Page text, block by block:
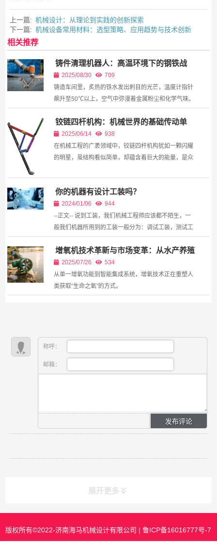
上一篇: 机械设计：从理论到实践的创新探索
下一篇: 机械设备常用材料：选型策略、应用趋势与技术创新
相关推荐
铸件清理机器人：高温环境下的钢铁战
士2025/08/30
709
铸造车间里，炙热的铁水发出刺目的光芒，温度计指针
飙升至50℃以上，空气中弥漫着金属粉尘和化学气味。
铁战士”——铸件清理机器人正不知疲倦地工作着，它
们精准、...
铰链四杆机构：机械世界的基础传动单
元2025/06/14
938
在机械工程的广袤领域中，铰链四杆机构犹如一颗闪耀
的明星，虽结构看似简单，却蕴含着巨大的能量，是众
你的机器有设计工装吗？
2024/01/06
944
--正文-- 说到工装，我们机械工程师应该都不陌生，一
般我们机器所用到的工装一般分为：调试工装，测试工
增氧机技术革新与市场变革：从水产养殖
到人类健康的氧动力进化
2025/07/26
534
从单一增氧功能到智能集成系统，增氧技术正在重塑人
类获取“生命之氧”的方式。
称呼：
邮箱：
展开更多
课程分类 CLASS
版权所有©2022-济南海马机械设计有限公司 | 鲁ICP备16016777号-7